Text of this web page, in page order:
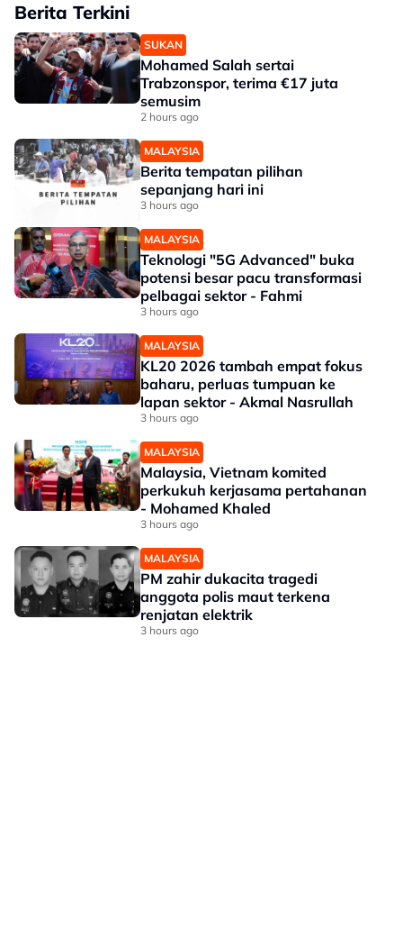
Berita Terkini
SUKAN
Mohamed Salah sertai
Trabzonspor, terima €17 juta
semusim
2 hours ago
MALAYSIA
Berita tempatan pilihan
sepanjang hari ini
3 hours ago
MALAYSIA
Teknologi "5G Advanced" buka
potensi besar pacu transformasi
pelbagai sektor - Fahmi
3 hours ago
MALAYSIA
KL20 2026 tambah empat fokus
baharu, perluas tumpuan ke
lapan sektor - Akmal Nasrullah
3 hours ago
MALAYSIA
Malaysia, Vietnam komited
perkukuh kerjasama pertahanan
- Mohamed Khaled
3 hours ago
MALAYSIA
PM zahir dukacita tragedi
anggota polis maut terkena
renjatan elektrik
3 hours ago